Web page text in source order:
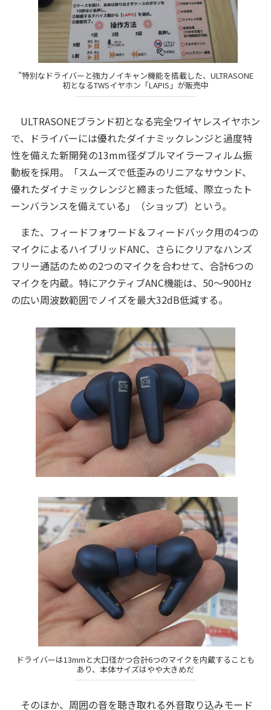
"特別なドライバーと強力ノイキャン機能を搭載した、ULTRASONE
初となるTWSイヤホン「LAPIS」が販売中
ULTRASONEブランド初となる完全ワイヤレスイヤホン
で、ドライバーには優れたダイナミックレンジと過度特
性を備えた新開発の13mm径ダブルマイラーフィルム振
動板を採用。「スムーズで低歪みのリニアなサウンド、
優れたダイナミックレンジと締まった低域、際立ったト
ーンバランスを備えている」（ショップ）という。
また、フィードフォワード＆フィードバック用の4つの
マイクによるハイブリッドANC、さらにクリアなハンズ
フリー通話のための2つのマイクを合わせて、合計6つの
マイクを内蔵。特にアクティブANC機能は、50～900Hz
の広い周波数範囲でノイズを最大32dB低減する。
ドライバーは13mmと大口径かつ合計6つのマイクを内蔵することも
あり、本体サイズはやや大きめだ
そのほか、周囲の音を聴き取れる外音取り込みモード